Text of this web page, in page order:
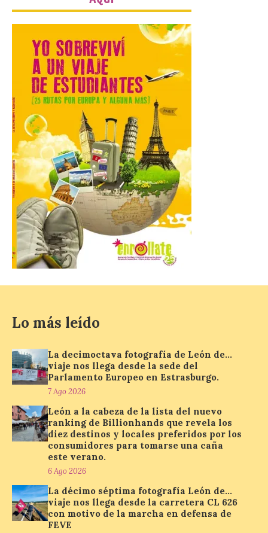
Las personas que hayan
cumplido o cumplan 18
años en 2026 pueden
solicitar esta ayuda en la
web
https://bonoculturajoven.gob.es/ hasta el
31 de octubre. Desde este año, los 400
euros del Bono pueden utilizarse tanto
para consumir productos culturales como
[…]
El Gobierno de España
lanza un visor web para
localizar y disfrutar del
eclipse solar del 12 de
agosto con seguridad
7 Ago 2026
posición exacta del Sol y
solar del 12 de agosto de 2026 sin
obstáculos. El visor es una herramienta a
la […]
Paradores renueva su
compromiso con La Vuelta
como patrocinador oficial
La cadena hotelera pública
volverá a estar presente
Lo más leído
La decimoctava fotografía de León de…
viaje nos llega desde la sede del
Parlamento Europeo en Estrasburgo.
7 Ago 2026
León a la cabeza de la lista del nuevo
ranking de Billionhands que revela los
diez destinos y locales preferidos por los
consumidores para tomarse una caña
este verano.
6 Ago 2026
La décimo séptima fotografía León de…
viaje nos llega desde la carretera CL 626
con motivo de la marcha en defensa de
FEVE